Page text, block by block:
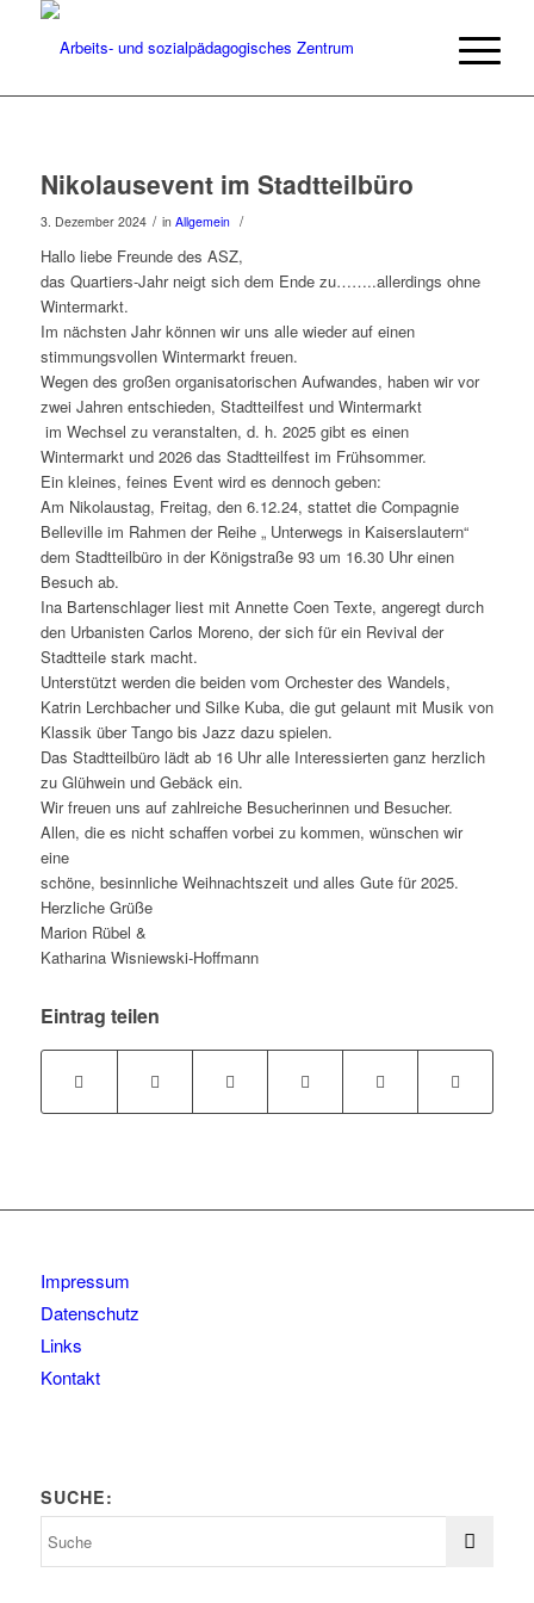
Nikolausevent im Stadtteilbüro
3. Dezember 2024 / in Allgemein /
Hallo liebe Freunde des ASZ,
das Quartiers-Jahr neigt sich dem Ende zu……..allerdings ohne
Wintermarkt.
Im nächsten Jahr können wir uns alle wieder auf einen
stimmungsvollen Wintermarkt freuen.
Wegen des großen organisatorischen Aufwandes, haben wir vor
zwei Jahren entschieden, Stadtteilfest und Wintermarkt
im Wechsel zu veranstalten, d. h. 2025 gibt es einen
Wintermarkt und 2026 das Stadtteilfest im Frühsommer.
Ein kleines, feines Event wird es dennoch geben:
Am Nikolaustag, Freitag, den 6.12.24, stattet die Compagnie
Belleville im Rahmen der Reihe „ Unterwegs in Kaiserslautern“
dem Stadtteilbüro in der Königstraße 93 um 16.30 Uhr einen
Besuch ab.
Ina Bartenschlager liest mit Annette Coen Texte, angeregt durch
den Urbanisten Carlos Moreno, der sich für ein Revival der
Stadtteile stark macht.
Unterstützt werden die beiden vom Orchester des Wandels,
Katrin Lerchbacher und Silke Kuba, die gut gelaunt mit Musik von
Klassik über Tango bis Jazz dazu spielen.
Das Stadtteilbüro lädt ab 16 Uhr alle Interessierten ganz herzlich
zu Glühwein und Gebäck ein.
Wir freuen uns auf zahlreiche Besucherinnen und Besucher.
Allen, die es nicht schaffen vorbei zu kommen, wünschen wir
eine
schöne, besinnliche Weihnachtszeit und alles Gute für 2025.
Herzliche Grüße
Marion Rübel &
Katharina Wisniewski-Hoffmann
Eintrag teilen
Impressum
Datenschutz
Links
Kontakt
SUCHE: